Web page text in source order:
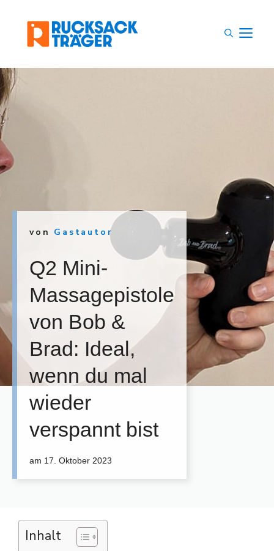
Inhalt
springen
von Gastautor
Q2 Mini-
Massagepistole
von Bob &
Brad: Ideal,
wenn du mal
wieder
verspannt bist
am 17. Oktober 2023
Inhalt